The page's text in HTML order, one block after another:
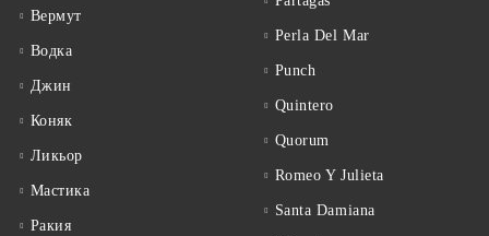
Вермут
Водка
Джин
Коняк
Ликьор
Мастика
Ракия
Perla Del Mar
Punch
Quintero
Quorum
Romeo Y Julieta
Santa Damiana